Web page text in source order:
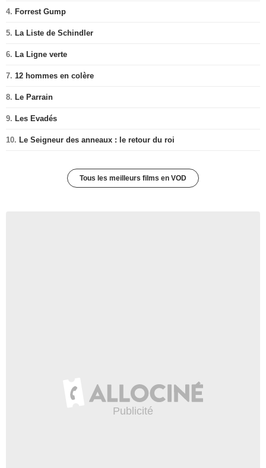
4. Forrest Gump
5. La Liste de Schindler
6. La Ligne verte
7. 12 hommes en colère
8. Le Parrain
9. Les Evadés
10. Le Seigneur des anneaux : le retour du roi
Tous les meilleurs films en VOD